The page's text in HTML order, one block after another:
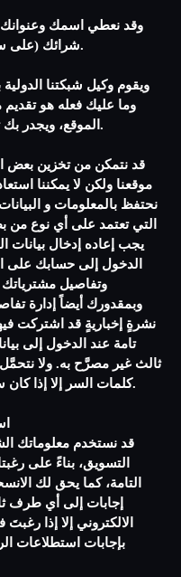
وقد نعطي اسمك
شرائك (على سبيل المثال، عامل التسليم أو المورِّد).
ويقوم وكيل شبكتنا الدولية
وما عليك فعله هو
الموقع، ويجدر بك تحديثها على الدوام وإبلاغنا بالتغييرات.
قد نتمكن من تخزين بعض
موقعنا ولكن لا يمكننا
نحتفظ بالمعلومات و
التي تعتمد على أي نوع من
يجب إعاده إدخال بيانات
الدخول إلى حسابك على
وتفاصيل مشترياتك
وبمقدورك أيضاً إدارة
نشرةٍ إخباريةٍ قد اشتركت
تامة عند الدخول إلى
ثالث غير مصرَّح به. ولا
كلمات السر إلا إذا كان سوء الاستخدام هذا ناشئ عن خطأ منّا.
قد نستخدم معلوماتك
التسويق، بناءً على
التامة، كما يحق لك
إجابات إلى أي طرف
الالكتروني إلا إذا
بإجابات استطلاعات